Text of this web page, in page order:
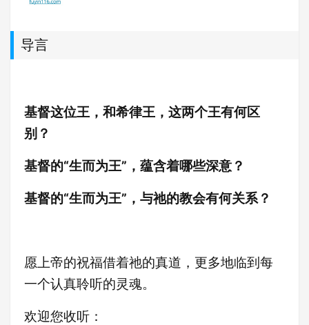
导言
基督这位王，和希律王，这两个王有何区
别？
基督的“生而为王”，蕴含着哪些深意？
基督的“生而为王”，与祂的教会有何关系？
愿上帝的祝福借着祂的真道，更多地临到每
一个认真聆听的灵魂。
欢迎您收听：